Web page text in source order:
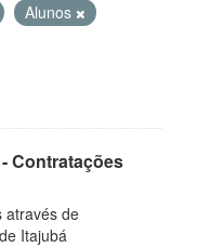
Alunos
Contratações
através de
Itajubá